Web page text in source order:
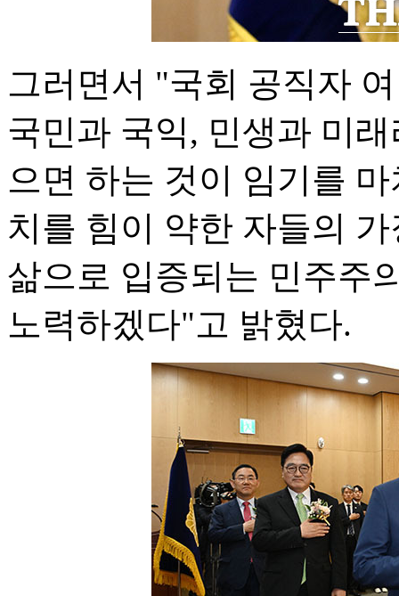
그러면서 "국회 공직자
국민과 국익, 민생과 미
으면 하는 것이 임기를
치를 힘이 약한 자들의
삶으로 입증되는 민주주
노력하겠다"고 밝혔다.